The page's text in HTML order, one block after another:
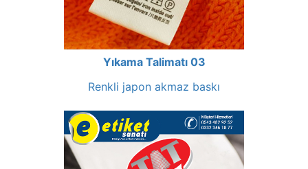
Yıkama Talimatı 03
Renkli japon akmaz baskı